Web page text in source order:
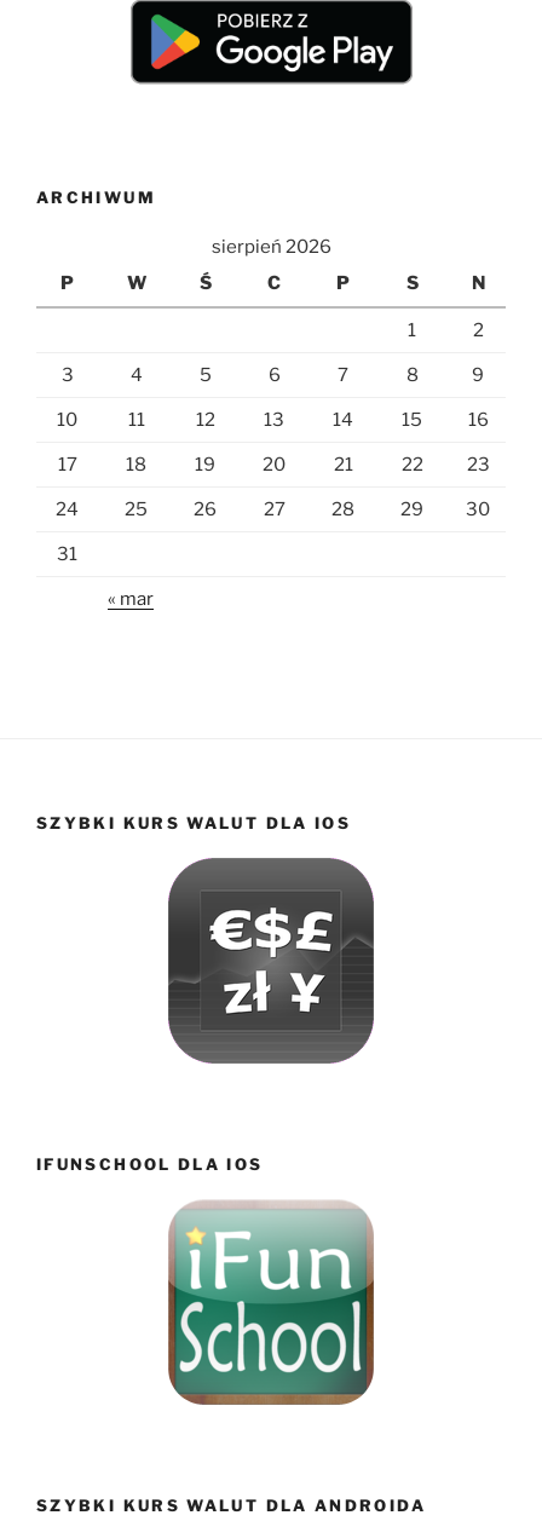
ARCHIWUM
sierpień 2026
P
W Ś C P S N
1 2
3 4 5 6 7 8 9
10 11 12 13 14 15 16
17 18 19 20 21 22 23
24 25 26 27 28 29 30
31
« mar
SZYBKI KURS WALUT DLA IOS
IFUNSCHOOL DLA IOS
SZYBKI KURS WALUT DLA ANDROIDA